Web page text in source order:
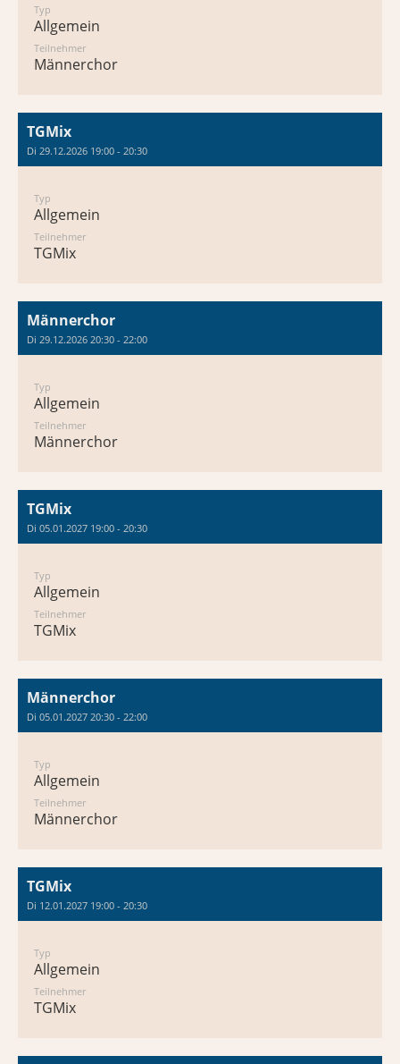
Typ
Allgemein
Teilnehmer
Männerchor
TGMix
Di 29.12.2026 19:00 - 20:30
Typ
Allgemein
Teilnehmer
TGMix
Männerchor
Di 29.12.2026 20:30 - 22:00
Typ
Allgemein
Teilnehmer
Männerchor
TGMix
Di 05.01.2027 19:00 - 20:30
Typ
Allgemein
Teilnehmer
TGMix
Männerchor
Di 05.01.2027 20:30 - 22:00
Typ
Allgemein
Teilnehmer
Männerchor
TGMix
Di 12.01.2027 19:00 - 20:30
Typ
Allgemein
Teilnehmer
TGMix